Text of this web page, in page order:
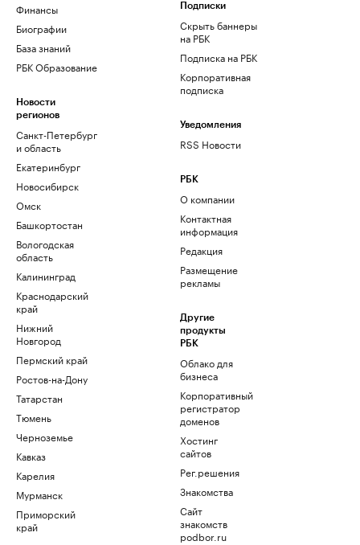
Финансы
Биографии
База знаний
РБК Образование
Новости
регионов
Санкт-Петербург
и область
Екатеринбург
Новосибирск
Омск
Башкортостан
Вологодская
область
Калининград
Краснодарский
край
Нижний
Новгород
Пермский край
Ростов-на-Дону
Татарстан
Тюмень
Черноземье
Кавказ
Карелия
Мурманск
Приморский
край
Подписки
Скрыть баннеры
на РБК
Подписка на РБК
Корпоративная
подписка
Уведомления
RSS Новости
РБК
О компании
Контактная
информация
Редакция
Размещение
рекламы
Другие
продукты
РБК
Облако для
бизнеса
Корпоративный
регистратор
доменов
Хостинг
сайтов
Рег.решения
Знакомства
Сайт
знакомств
podbor.ru